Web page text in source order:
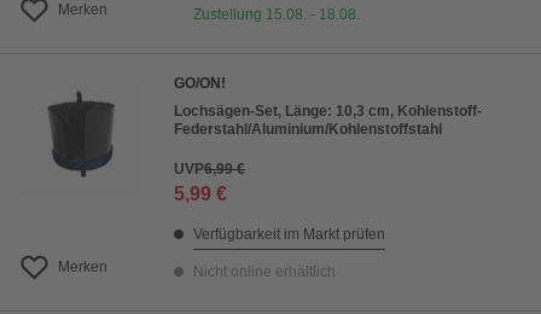
Merken
Zustellung 15.08. - 18.08.
Merken
GO/ON!
Lochsägen-Set, Länge: 10,3 cm, Kohlenstoff-
Federstahl/Aluminium/Kohlenstoffstahl
UVP6,99 €
5,99 €
Verfügbarkeit im Markt prüfen
Nicht online erhältlich